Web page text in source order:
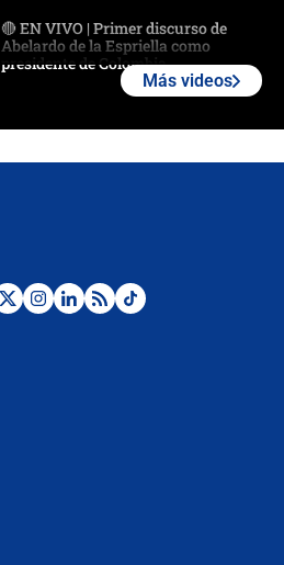
🔴 EN VIVO | Primer discurso de
Abelardo de la Espriella como
presidente de Colombia
Desde dermatitis hasta infecciones:
Más videos